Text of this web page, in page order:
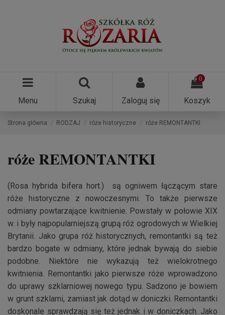
Menu Szukaj Zaloguj się
0
Koszyk
Strona główna RODZAJ róże historyczne róże REMONTANTKI
róże REMONTANTKI
(Rosa hybrida bifera hort.) są ogniwem łączącym stare
róże historyczne z nowoczesnymi. To także pierwsze
odmiany powtarzające kwitnienie. Powstały w połowie XIX
w. i były najpopularniejszą grupą róż ogrodowych w Wielkiej
Brytanii. Jako grupa róż historycznych, remontantki są też
bardzo bogate w odmiany, które jednak bywają do siebie
podobne. Niektóre nie wykazują też wielokrotnego
kwitnienia. Remontantki jako pierwsze róże wprowadzono
do uprawy szklarniowej nowego typu. Sadzono je bowiem
w grunt szklarni, zamiast jak dotąd w doniczki. Remontantki
doskonale sprawdzają się też jednak i w doniczkach. Jako